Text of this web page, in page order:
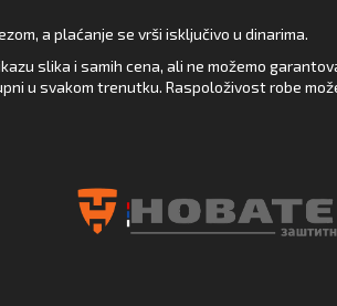
a plaćanje se vrši isključivo u dinarima.
slika i samih cena, ali ne možemo
u svakom trenutku. Raspoloživost robe